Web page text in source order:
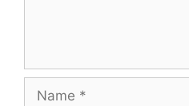
Name